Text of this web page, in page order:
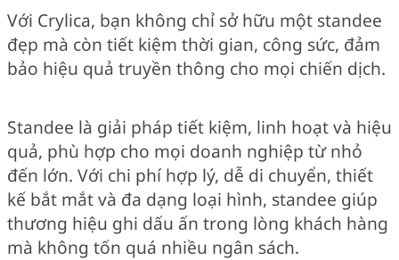
Với Crylica, bạn không chỉ sở hữu một standee
đẹp mà còn tiết kiệm thời gian, công sức, đảm
bảo hiệu quả truyền thông cho mọi chiến dịch.
Standee là giải pháp tiết kiệm, linh hoạt và hiệu
quả, phù hợp cho mọi doanh nghiệp từ nhỏ
đến lớn. Với chi phí hợp lý, dễ di chuyển, thiết
kế bắt mắt và đa dạng loại hình, standee giúp
thương hiệu ghi dấu ấn trong lòng khách hàng
mà không tốn quá nhiều ngân sách.